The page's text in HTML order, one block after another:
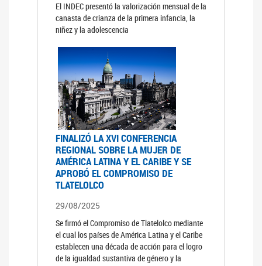
El INDEC presentó la valorización mensual de la
canasta de crianza de la primera infancia, la
niñez y la adolescencia
FINALIZÓ LA XVI CONFERENCIA
REGIONAL SOBRE LA MUJER DE
AMÉRICA LATINA Y EL CARIBE Y SE
APROBÓ EL COMPROMISO DE
TLATELOLCO
29/08/2025
Se firmó el Compromiso de Tlatelolco mediante
el cual los países de América Latina y el Caribe
establecen una década de acción para el logro
de la igualdad sustantiva de género y la